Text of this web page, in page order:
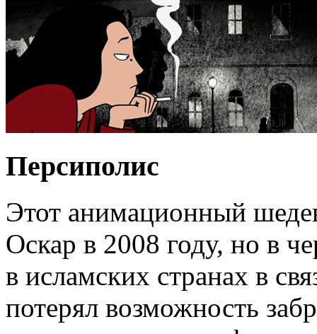
Персиполис
Этот анимационный
Оскар в 2008 году, но в
в исламских странах в
потерял возможность